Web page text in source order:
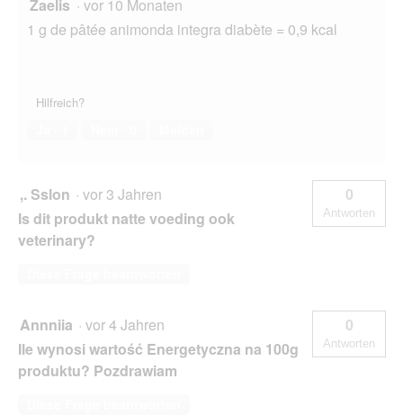
Zaelis · vor 10 Monaten
1 g de pâtée animonda integra diabète = 0,9 kcal
Hilfreich?
,. Sslon · vor 3 Jahren
Is dit produkt natte voeding ook
veterinary?
0
Antworten
Annniia · vor 4 Jahren
Ile wynosi wartość Energetyczna na 100g
produktu? Pozdrawiam
0
Antworten